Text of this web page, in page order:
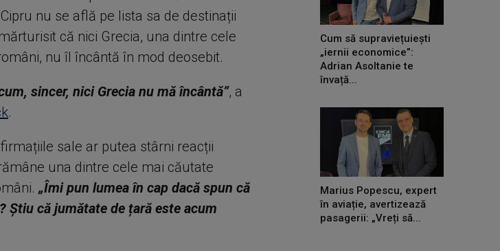
nu se află pe lista sa de destinații
că nici Grecia, una dintre cele
nu îl încântă în mod deosebit.
sincer, nici Grecia nu mă încântă”, a
.
sale ar putea stârni reacții
una dintre cele mai căutate
„Îmi pun lumea în cap dacă spun că
Știu că jumătate de țară este acum
Cum să supraviețuiești
„iernii economice”:
Adrian Asoltanie te
învață...
Marius Popescu, expert
în aviație, avertizează
pasagerii: „Vreți să...